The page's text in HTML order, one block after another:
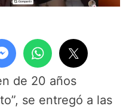
de 20 años
se entregó a las